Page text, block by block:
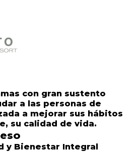
con gran sustento
a las personas de
a mejorar sus hábitos
su calidad de vida.
y Bienestar Integral